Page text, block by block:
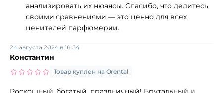
анализировать их нюансы. Спасибо, что делитесь
своими сравнениями — это ценно для всех
ценителей парфюмерии.
Константин
24 августа 2024 в 18:54
Товар куплен на Orental
Роскошный, богатый, праздничный! Брутальный и